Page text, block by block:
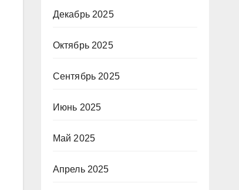
Декабрь 2025
Октябрь 2025
Сентябрь 2025
Июнь 2025
Май 2025
Апрель 2025